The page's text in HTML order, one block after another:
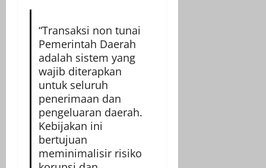
“Transaksi non tunai
Pemerintah Daerah
adalah sistem yang
wajib diterapkan
untuk seluruh
penerimaan dan
pengeluaran daerah.
Kebijakan ini
bertujuan
meminimalisir risiko